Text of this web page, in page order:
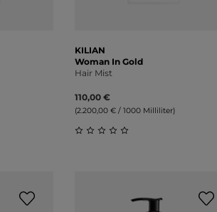
KILIAN
Woman In Gold
Hair Mist
110,00 €
(2.200,00 € / 1000 Milliliter)